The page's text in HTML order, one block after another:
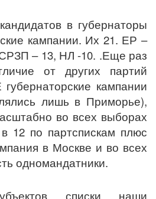
в губернаторы
кампании. Их 21. ЕР –
– 13, НЛ -10. .Еще раз
от других партий
кампании
лишь в Приморье),
во всех выборах
12 по партспискам плюс
в Москве и во всех
одномандатники.
списки наши